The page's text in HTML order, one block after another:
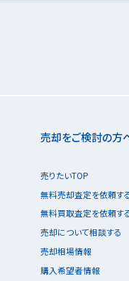
売却をご検討の方
売りたいTOP
無料売却査定を依頼す
無料買取査定を依頼す
売却について相談する
売却相場情報
購入希望者情報